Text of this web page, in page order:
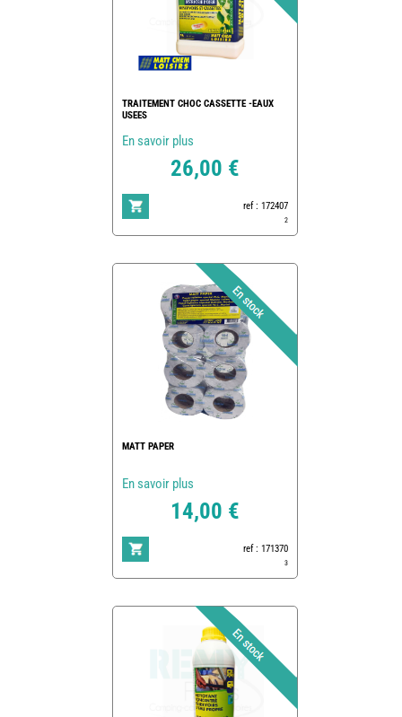
TRAITEMENT CHOC CASSETTE -EAUX
USEES
En savoir plus
26,00 €
ref : 172407
2
MATT PAPER
En savoir plus
14,00 €
ref : 171370
3